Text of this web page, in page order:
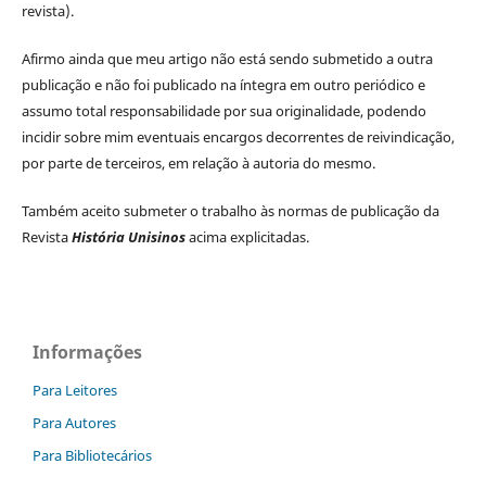
revista).
Afirmo ainda que meu artigo não está sendo submetido a outra
publicação e não foi publicado na íntegra em outro periódico e
assumo total responsabilidade por sua originalidade, podendo
incidir sobre mim eventuais encargos decorrentes de reivindicação,
por parte de terceiros, em relação à autoria do mesmo.
Também aceito submeter o trabalho às normas de publicação da
RevistaHistória Unisinosacima explicitadas.
Informações
Para Leitores
Para Autores
Para Bibliotecários